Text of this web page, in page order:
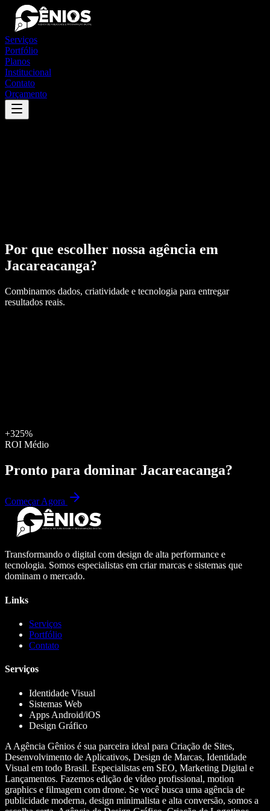
Serviços
Portfólio
Planos
Institucional
Contato
Orçamento
Por que escolher nossa agência em
Jacareacanga?
Combinamos dados, criatividade e tecnologia para entregar
resultados reais.
+325%
ROI Médio
Pronto para dominar Jacareacanga?
Começar Agora
Transformando o digital com design de alta performance e
tecnologia. Somos especialistas em criar marcas e sistemas que
dominam o mercado.
Links
Serviços
Portfólio
Contato
Serviços
Identidade Visual
Sistemas Web
Apps Android/iOS
Design Gráfico
A Agência Gênios é sua parceira ideal para Criação de Sites,
Desenvolvimento de Aplicativos, Design de Marcas, Identidade
Visual em todo Brasil. Especialistas em SEO, Marketing Digital e
Lançamentos. Fazemos edição de vídeo profissional, motion
graphics e filmagem com drone. Se você busca uma agência de
publicidade moderna, design minimalista e alta conversão, somos a